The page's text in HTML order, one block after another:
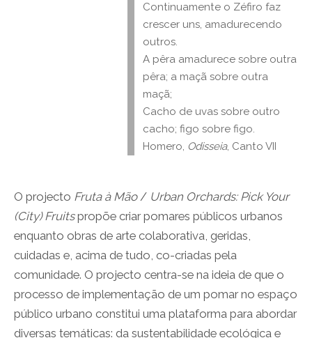
Continuamente o Zéfiro faz
crescer uns, amadurecendo
outros.
A pêra amadurece sobre outra
pêra; a maçã sobre outra
maçã;
Cacho de uvas sobre outro
cacho; figo sobre figo.
Homero, Odisseia, Canto VII
O projecto Fruta à Mão/ Urban Orchards: Pick Your
(City) Fruitspropõe criar pomares públicos urbanos
enquanto obras de arte colaborativa, geridas,
cuidadas e, acima de tudo, co-criadas pela
comunidade. O projecto centra-se na ideia de que o
processo de implementação de um pomar no espaço
público urbano constitui uma plataforma para abordar
diversas temáticas: da sustentabilidade ecológica e